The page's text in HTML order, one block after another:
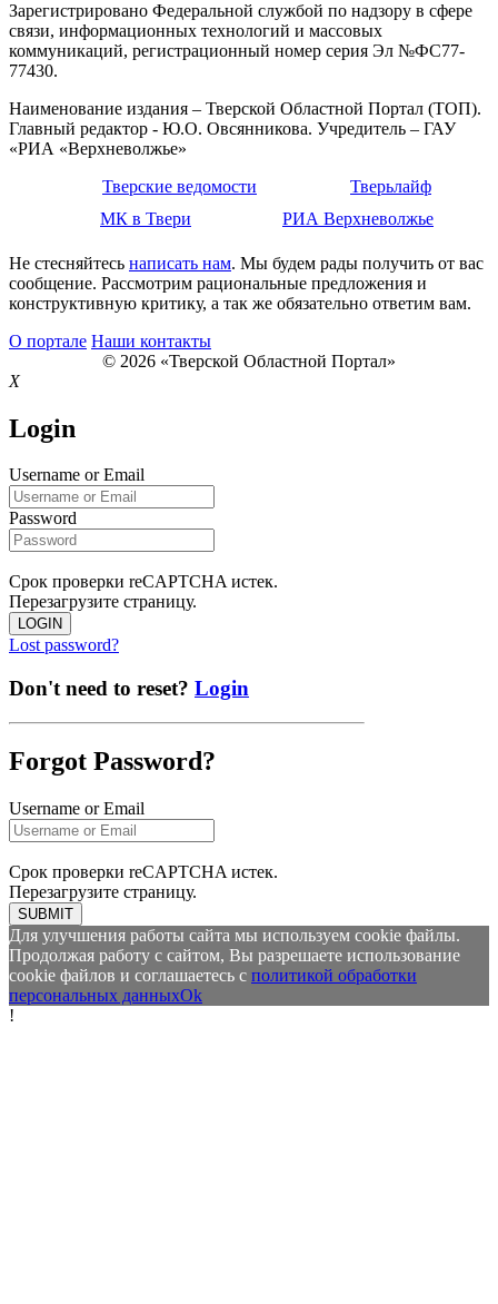
Зарегистрировано Федеральной службой по надзору в сфере
связи, информационных технологий и массовых
коммуникаций, регистрационный номер серия Эл №ФС77-
77430.
Наименование издания – Тверской Областной Портал (ТОП).
Главный редактор - Ю.О. Овсянникова. Учредитель – ГАУ
«РИА «Верхневолжье»
Тверские ведомости
Тверьлайф
МК в Твери
РИА Верхневолжье
Не стесняйтесь написать нам. Мы будем рады получить от вас
сообщение. Рассмотрим рациональные предложения и
конструктивную критику, а так же обязательно ответим вам.
О портале Наши контакты
© 2026 «Тверской Областной Портал»
X
Login
Username or Email
Password
Срок проверки reCAPTCHA истек.
Перезагрузите страницу.
LOGIN
Lost password?
Don't need to reset? Login
Forgot Password?
Username or Email
Срок проверки reCAPTCHA истек.
Перезагрузите страницу.
SUBMIT
Для улучшения работы сайта мы используем cookie файлы.
Продолжая работу с сайтом, Вы разрешаете использование
cookie файлов и соглашаетесь с политикой обработки
персональных данныхOk
!